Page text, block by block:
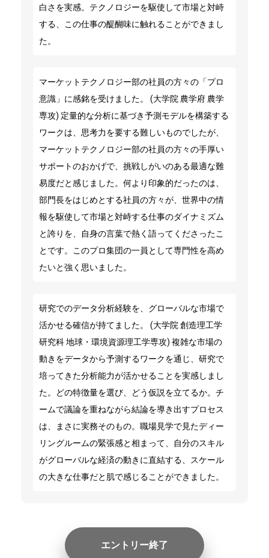
白さを実感。テクノロジーを駆使して市場と対峙
する、この仕事の醍醐味に触れることができまし
た。
マーケットテクノロジー部の社員の方々の「プロ
意識」に感銘を受けました。 (大学院 農学府 農学
専攻) 定量的な分析に基づき予測モデルを構築する
ワークは、思考力を要する難しいものでしたが、
マーケットテクノロジー部の社員の方々の手厚い
サポートのおかげで、挑戦しがいのある最適な難
易度だと感じました。何より印象的だったのは、
部門長をはじめとする社員の方々が、世界中の情
報を駆使して市場と対峙する仕事のダイナミズム
と誇りを、自身の言葉で熱く語ってくださったこ
とです。このプロ集団の一員として専門性を高め
たいと強く思いました。
研究でのデータ分析経験を、グローバルな市場で
活かせる確信が持てました。 (大学院 創造理工学
研究科 地球・環境資源理工学専攻) 複雑な市場の
動きをデータから予測するワークを通じ、研究で
培ってきた分析能力が活かせることを実感しまし
た。どの特徴量を選び、どう仮説を立てるか。チ
ームで議論を重ねながら結論を導き出すプロセス
は、まさに実務そのもの。職場見学で見たディー
リングルームの緊張感と相まって、自分のスキル
がグローバルな経済の動きに直結する、スケール
の大きな仕事だと肌で感じることができました。
エントリー終了